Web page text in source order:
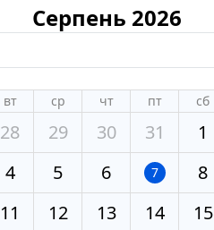
Серпень 2026
вт ср чт пт сб
28 29 30 31 1
4 5 6 7 8
11 12 13 14 15